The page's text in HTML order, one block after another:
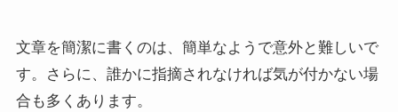
文章を簡潔に書くのは、簡単なようで意外と難しいで
す。さらに、誰かに指摘されなければ気が付かない場
合も多くあります。